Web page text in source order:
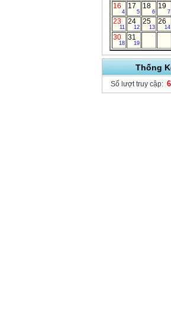
16
4
17
5
18
6
19
7
23
11
24
12
25
13
26
14
30
18
31
19
Thống
Số lượt truy cập: 6